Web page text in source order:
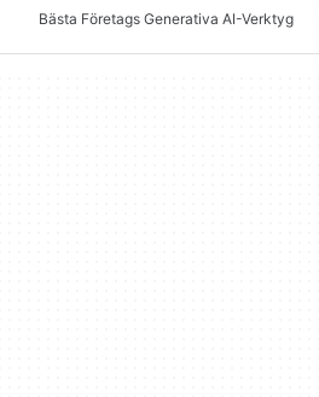
Bästa Företags Generativa AI-Verktyg